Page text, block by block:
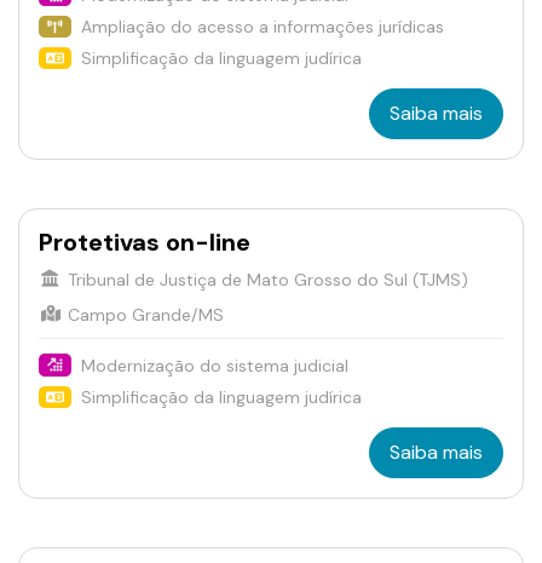
Ampliação do acesso a informações jurídicas
Simplificação da linguagem judírica
Saiba mais
Protetivas on-line
Tribunal de Justiça de Mato Grosso do Sul (TJMS)
Campo Grande/MS
Modernização do sistema judicial
Simplificação da linguagem judírica
Saiba mais